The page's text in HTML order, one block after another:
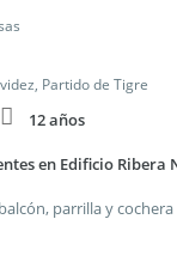
Partido de Tigre
12 años
en Edificio Ribera